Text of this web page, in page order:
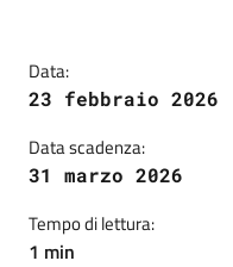
Data:
23 febbraio 2026
Data scadenza:
31 marzo 2026
Tempo di lettura:
1 min